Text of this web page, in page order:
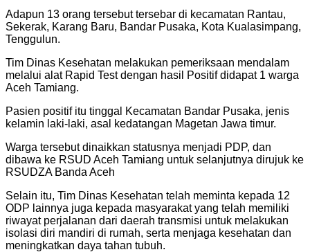
Adapun 13 orang tersebut tersebar di kecamatan Rantau,
Sekerak, Karang Baru, Bandar Pusaka, Kota Kualasimpang,
Tenggulun.
Tim Dinas Kesehatan melakukan pemeriksaan mendalam
melalui alat Rapid Test dengan hasil Positif didapat 1 warga
Aceh Tamiang.
Pasien positif itu tinggal Kecamatan Bandar Pusaka, jenis
kelamin laki-laki, asal kedatangan Magetan Jawa timur.
Warga tersebut dinaikkan statusnya menjadi PDP, dan
dibawa ke RSUD Aceh Tamiang untuk selanjutnya dirujuk ke
RSUDZA Banda Aceh
Selain itu, Tim Dinas Kesehatan telah meminta kepada 12
ODP lainnya juga kepada masyarakat yang telah memiliki
riwayat perjalanan dari daerah transmisi untuk melakukan
isolasi diri mandiri di rumah, serta menjaga kesehatan dan
meningkatkan daya tahan tubuh.